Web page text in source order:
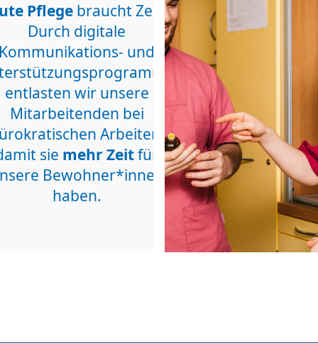
PflegebrauchtZeit.
Durch digitale
und
entlasten wir unsere
Mitarbeitenden bei
Arbeiten,
sie mehr Zeitfür
Bewohner*innen
haben.